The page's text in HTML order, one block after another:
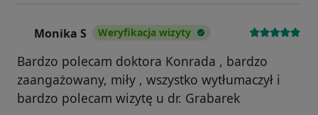
Monika S Weryfikacja wizyty
Bardzo polecam doktora Konrada , bardzo
zaangażowany, miły , wszystko wytłumaczył i
bardzo polecam wizytę u dr. Grabarek